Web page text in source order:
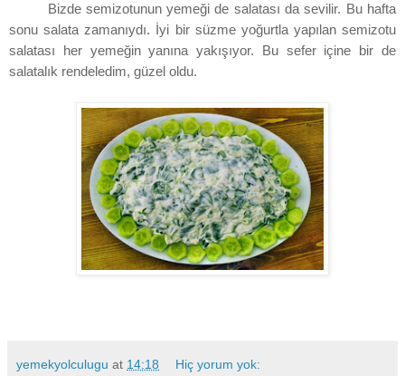
Bizde semizotunun yemeği de salatası da sevilir. Bu hafta
sonu salata zamanıydı. İyi bir süzme yoğurtla yapılan semizotu
salatası her yemeğin yanına yakışıyor. Bu sefer içine bir de
salatalık rendeledim, güzel oldu.
yemekyolculugu at 14:18 Hiç yorum yok: